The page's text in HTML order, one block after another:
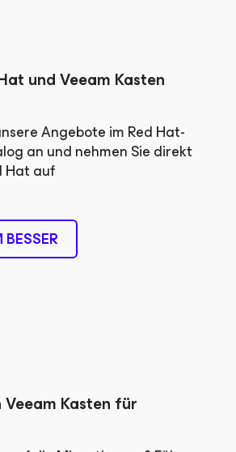
und Veeam Kasten
Angebote im Red Hat-
an und nehmen Sie direkt
Hat auf
Veeam Kasten für